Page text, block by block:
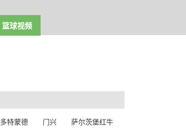
篮球视频
多特蒙德 门兴 萨尔茨堡红牛